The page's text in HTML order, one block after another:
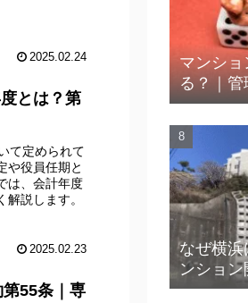
2025.02.24
とは？第
て定められて
や役員任期と
は、会計年度
説します。
2025.02.23
第55条｜専
マンショ
る？｜管
態と防止
なぜ横浜
ンショ
ション™